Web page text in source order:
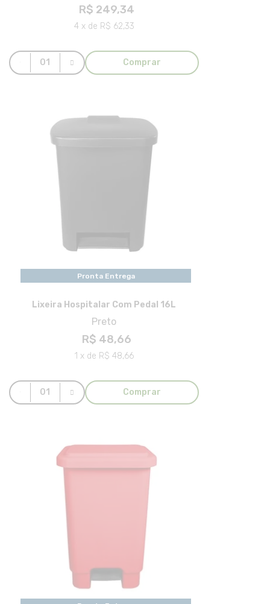
R$ 249,34
4 x de R$ 62,33
Comprar
Pronta Entrega
Lixeira Hospitalar Com Pedal 16L
Preto
R$ 48,66
1 x de R$ 48,66
Comprar